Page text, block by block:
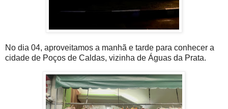
No dia 04, aproveitamos a manhã e tarde para conhecer a
cidade de Poços de Caldas, vizinha de Águas da Prata.